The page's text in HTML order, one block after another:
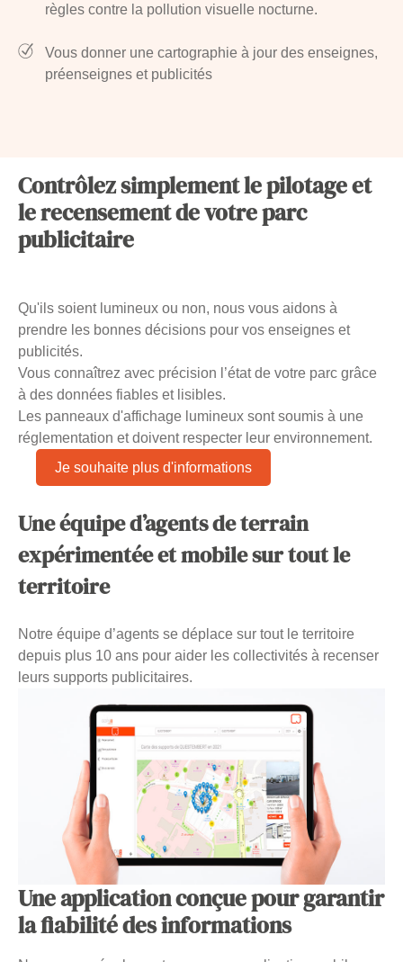
règles contre la pollution visuelle nocturne.
Vous donner une cartographie à jour des enseignes,
préenseignes et publicités
Contrôlez simplement le pilotage et
le recensement de votre parc
publicitaire
Qu'ils soient lumineux ou non, nous vous aidons à
prendre les bonnes décisions pour vos enseignes et
publicités.
Vous connaîtrez avec précision l’état de votre parc grâce
à des données fiables et lisibles.
Les panneaux d'affichage lumineux sont soumis à une
réglementation et doivent respecter leur environnement.
Je souhaite plus d'informations
Une équipe d’agents de terrain
expérimentée et mobile sur tout le
territoire
Notre équipe d’agents se déplace sur tout le territoire
depuis plus 10 ans pour aider les collectivités à recenser
leurs supports publicitaires.
Une application conçue pour garantir
la fiabilité des informations